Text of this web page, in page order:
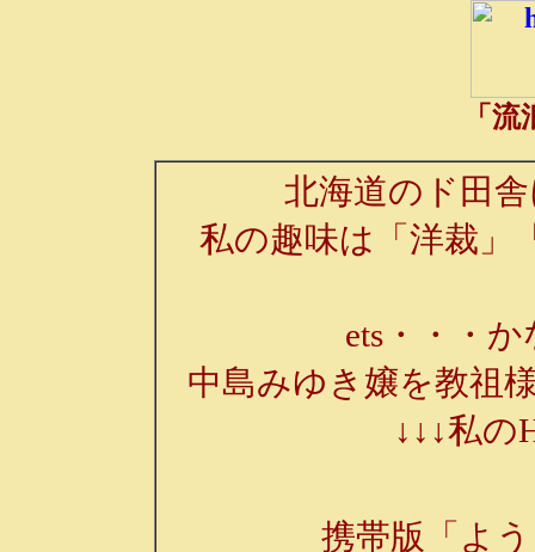
「
北海道のド田
私の趣味は「洋裁」
ets・・・
中島みゆき嬢を教祖
↓↓↓私の
携帯版「よ